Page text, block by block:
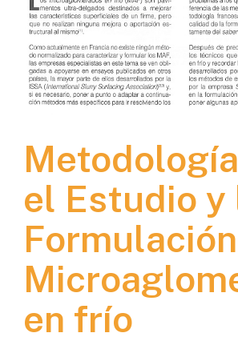
el Estudio y
en frío